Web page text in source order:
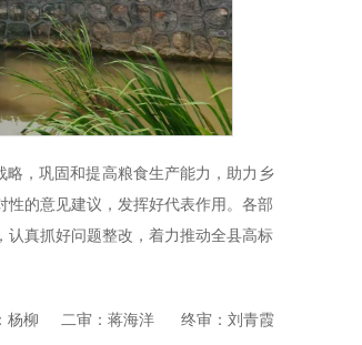
略，巩固和提高粮食生产能力，助力乡
的意见建议，发挥好代表作用。各部
真抓好问题整改，着力推动全县高标
杨柳 二审：蒋海洋 终审：刘青霞